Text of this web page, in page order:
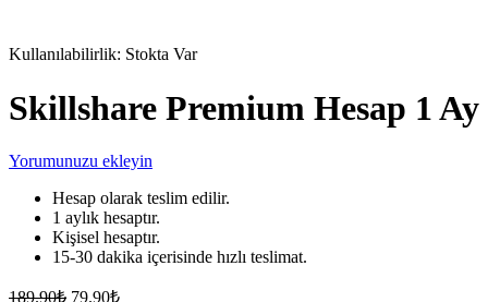
Kullanılabilirlik: Stokta Var
Skillshare Premium Hesap 1 Ay
Yorumunuzu ekleyin
Hesap olarak teslim edilir.
1 aylık hesaptır.
Kişisel hesaptır.
15-30 dakika içerisinde hızlı teslimat.
189.90₺ Orijinal
79.90₺Şu